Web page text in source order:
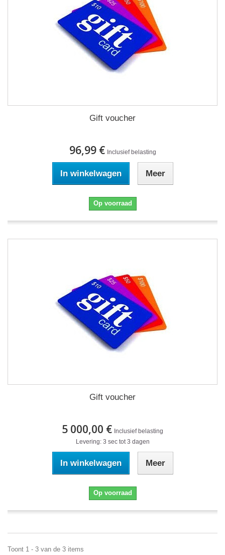
Gift voucher
96,99 € Inclusief belasting
In winkelwagen Meer
Op voorraad
Gift voucher
5 000,00 € Inclusief belasting
Levering: 3 sec tot 3 dagen
In winkelwagen Meer
Op voorraad
Toont 1 - 3 van de 3 items